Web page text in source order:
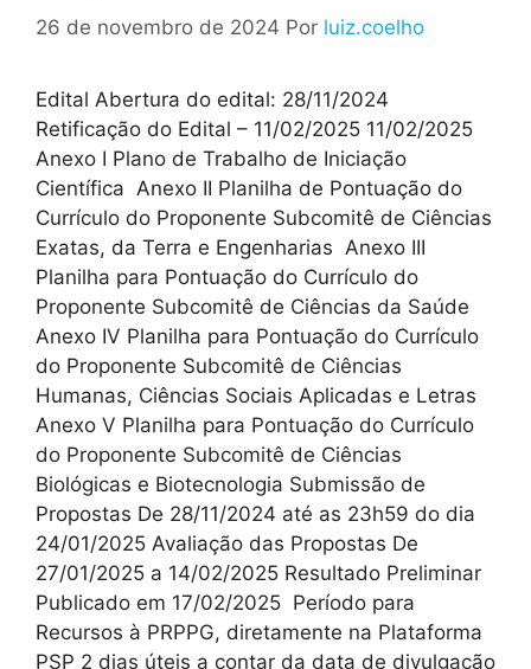
26 de novembro de 2024 Por luiz.coelho
Edital Abertura do edital: 28/11/2024
Retificação do Edital – 11/02/2025 11/02/2025
Anexo I Plano de Trabalho de Iniciação
Científica Anexo II Planilha de Pontuação do
Currículo do Proponente Subcomitê de Ciências
Exatas, da Terra e Engenharias Anexo III
Planilha para Pontuação do Currículo do
Proponente Subcomitê de Ciências da Saúde
Anexo IV Planilha para Pontuação do Currículo
do Proponente Subcomitê de Ciências
Humanas, Ciências Sociais Aplicadas e Letras
Anexo V Planilha para Pontuação do Currículo
do Proponente Subcomitê de Ciências
Biológicas e Biotecnologia Submissão de
Propostas De 28/11/2024 até as 23h59 do dia
24/01/2025 Avaliação das Propostas De
27/01/2025 a 14/02/2025 Resultado Preliminar
Publicado em 17/02/2025 Período para
Recursos à PRPPG, diretamente na Plataforma
PSP 2 dias úteis a contar da data de divulgação